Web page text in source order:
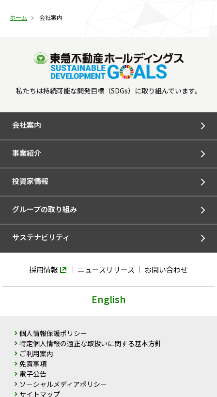
ホーム 会社案内
私たちは持続可能な開発目標（SDGs）に取り組んでいます。
会社案内
事業紹介
投資家情報
グループの取り組み
サステナビリティ
採用情報 ニュースリリース お問い合わせ
English
個人情報保護ポリシー
特定個人情報の適正な取扱いに関する基本方針
ご利用案内
免責事項
電子公告
ソーシャルメディアポリシー
サイトマップ